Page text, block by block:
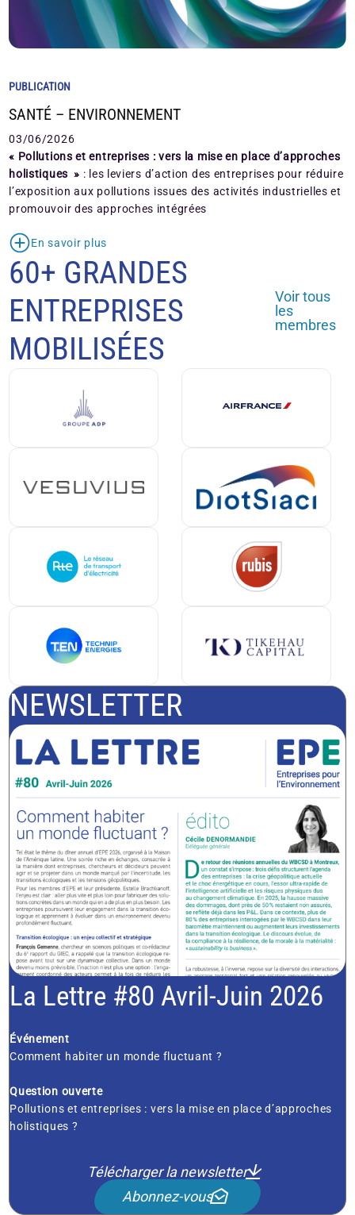
PUBLICATION
SANTÉ – ENVIRONNEMENT
03/06/2026
« Pollutions et entreprises : vers la mise en place d’approches
holistiques » : les leviers d’action des entreprises pour réduire
l’exposition aux pollutions issues des activités industrielles et
promouvoir des approches intégrées
En savoir plus
60+ GRANDES
ENTREPRISES
MOBILISÉES
Voir tous
les
membres
NEWSLETTER
La Lettre #80 Avril-Juin 2026
Événement
Comment habiter un monde fluctuant ?
Question ouverte
Pollutions et entreprises : vers la mise en place d’approches
holistiques ?
Télécharger la newsletter
Abonnez-vous